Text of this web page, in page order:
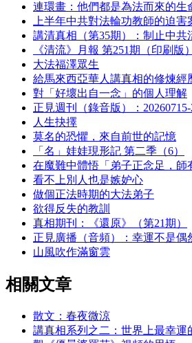
連環畫：他們都是為法而來的生
上半年中共對法輪功教師的迫害
講清真相（第35期）：制止中共
《清流》月報 第251期（印刷版）
大法福澤眾生
給馬來西亞華人講真相的修煉經
對「好壞出自一念」的個人理解
正見週刊（錄音版）：20260715-
人生抉擇
莫名的恐懼，來自前世的記憶
「名」娃娃現形記 第二季（6）
在魔難中體悟「弟子正念足，師
看不上別人也是嫉妒心
做個正法時期的大法弟子
欲得反失的教訓
真相期刊：《還原》（第21期）
正見廣播（音頻）：幸運不是偶
山風吹作滿窗雲
相關文章
散文：春夜微涼
講真相系列之二：世界上最幸運